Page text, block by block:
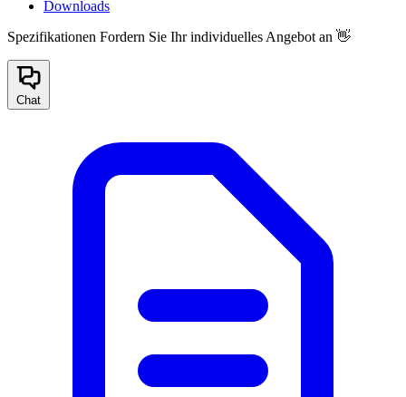
Downloads
Spezifikationen Fordern Sie Ihr individuelles Angebot an 👋
Chat